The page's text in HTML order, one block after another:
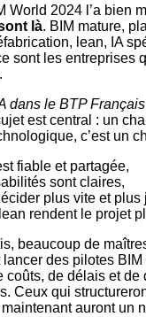
World 2024 l’a bien
là. BIM mature,
lean, IA
sont les entreprises
dans le BTP
est central : un
c’est un
fiable et partagée,
sont claires,
plus vite et plus
rendent le projet
beaucoup de
lancer des pilotes
coûts, de délais et de
Ceux qui
auront un